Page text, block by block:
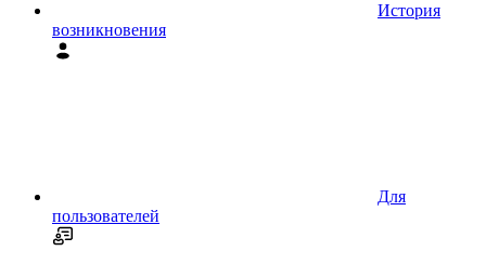
История
возникновения
Для
пользователей